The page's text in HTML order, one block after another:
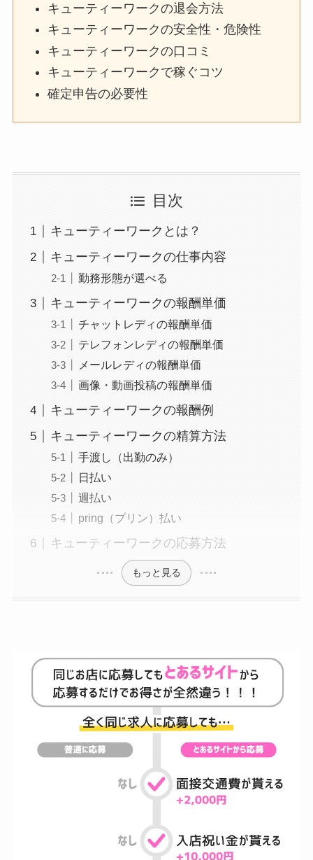
キューティーワークの退会方法
キューティーワークの安全性・危険性
キューティーワークの口コミ
キューティーワークで稼ぐコツ
確定申告の必要性
目次
キューティーワークとは？
キューティーワークの仕事内容
勤務形態が選べる
キューティーワークの報酬単価
チャットレディの報酬単価
テレフォンレディの報酬単価
メールレディの報酬単価
画像・動画投稿の報酬単価
キューティーワークの報酬例
キューティーワークの精算方法
手渡し（出勤のみ）
日払い
週払い
pring（プリン）払い
キューティーワークの応募方法
もっと見る